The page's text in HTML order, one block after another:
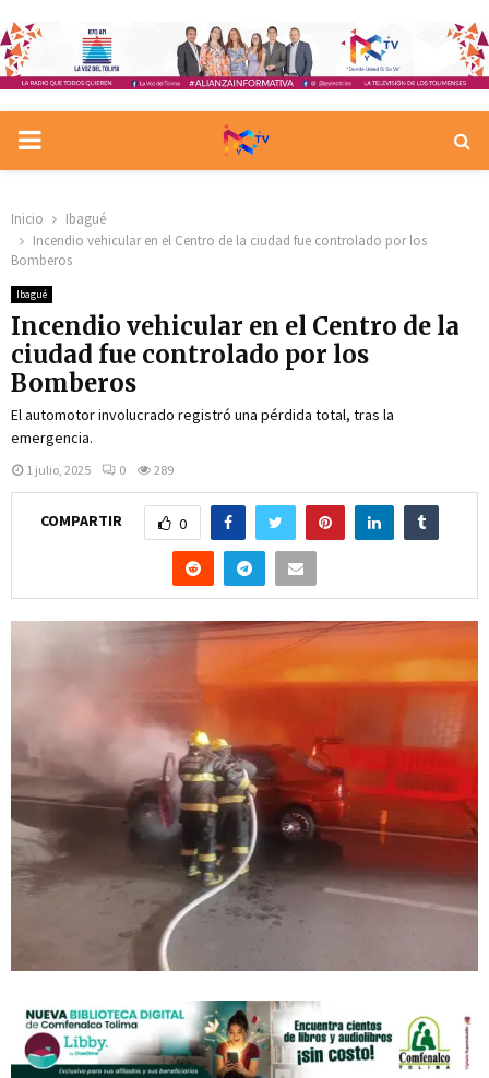
PRIMARY
Inicio
Ibagué
Incendio vehicular en el Centro de la ciudad fue controlado por los
Bomberos
Ibagué
Incendio vehicular en el Centro de la
ciudad fue controlado por los
Bomberos
El automotor involucrado registró una pérdida total, tras la
emergencia.
1 julio, 2025 0 289
COMPARTIR 0